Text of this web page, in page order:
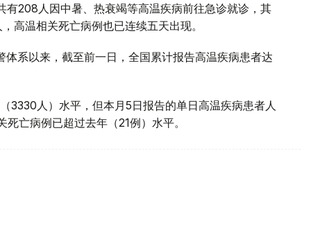
208人因中暑、热衰竭等高温疾病前往急诊就诊，其
高温相关死亡病例也已连续五天出现。
系以来，截至前一日，全国累计报告高温疾病患者达
3330人）水平，但本月5日报告的单日高温疾病患者人
亡病例已超过去年（21例）水平。